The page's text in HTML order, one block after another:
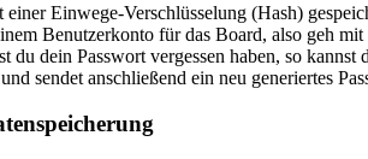
Einwege-Verschlüsselung (Hash)
Benutzerkonto für das Board, also geh
du dein Passwort vergessen haben, so
sendet anschließend ein neu generiertes